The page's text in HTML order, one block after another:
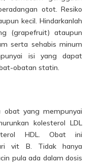
otot. Resiko
kecil. Hindarkanlah
(grapefruit) ataupun
serta sehabis minum
isi yang dapat
obatan statin.
obat yang mempunyai
kolesterol LDL
HDL. Obat ini
vit B. Tidak hanya
pula ada dalam dosis